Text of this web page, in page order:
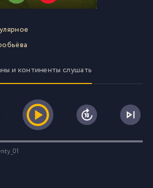
и континенты слушать